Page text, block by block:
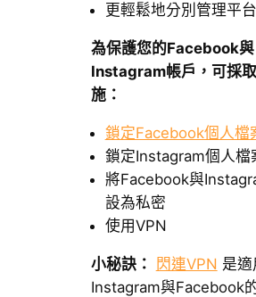
更輕鬆地分別管理平台
為保護您的Facebook與
Instagram帳戶，可採
施：
鎖定Facebook個人檔
鎖定Instagram個人檔
將Facebook與
設為私密
使用VPN
小秘訣： 閃連VPN 是
Instagram與Facebook